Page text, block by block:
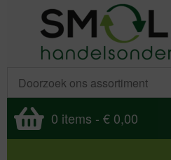
0 items - € 0,00